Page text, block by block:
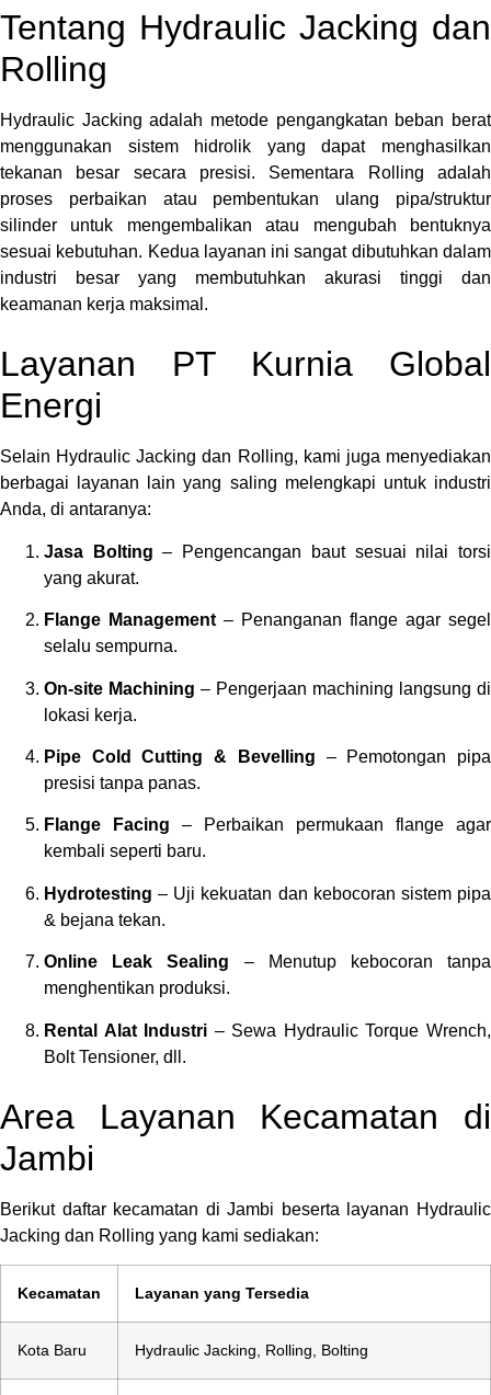
Tentang Hydraulic Jacking dan
Rolling
Hydraulic Jacking adalah metode pengangkatan beban berat
menggunakan sistem hidrolik yang dapat menghasilkan
tekanan besar secara presisi. Sementara Rolling adalah
proses perbaikan atau pembentukan ulang pipa/struktur
silinder untuk mengembalikan atau mengubah bentuknya
sesuai kebutuhan. Kedua layanan ini sangat dibutuhkan dalam
industri besar yang membutuhkan akurasi tinggi dan
keamanan kerja maksimal.
Layanan PT Kurnia Global
Energi
Selain Hydraulic Jacking dan Rolling, kami juga menyediakan
berbagai layanan lain yang saling melengkapi untuk industri
Anda, di antaranya:
Jasa Bolting – Pengencangan baut sesuai nilai torsi
yang akurat.
Flange Management – Penanganan flange agar segel
selalu sempurna.
On-site Machining – Pengerjaan machining langsung di
lokasi kerja.
Pipe Cold Cutting & Bevelling – Pemotongan pipa
presisi tanpa panas.
Flange Facing – Perbaikan permukaan flange agar
kembali seperti baru.
Hydrotesting – Uji kekuatan dan kebocoran sistem pipa
& bejana tekan.
Online Leak Sealing – Menutup kebocoran tanpa
menghentikan produksi.
Rental Alat Industri – Sewa Hydraulic Torque Wrench,
Bolt Tensioner, dll.
Area Layanan Kecamatan di
Jambi
Berikut daftar kecamatan di Jambi beserta layanan Hydraulic
Jacking dan Rolling yang kami sediakan:
Kecamatan Layanan yang Tersedia
Kota Baru Hydraulic Jacking, Rolling, Bolting